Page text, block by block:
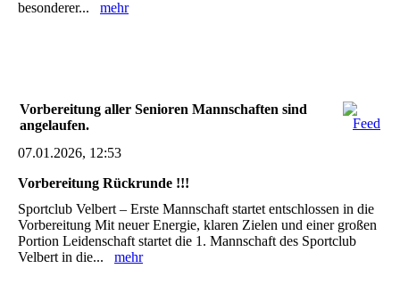
besonderer... mehr
Vorbereitung aller Senioren Mannschaften sind
angelaufen.
07.01.2026, 12:53
Vorbereitung Rückrunde !!!
Sportclub Velbert – Erste Mannschaft startet entschlossen in die
Vorbereitung Mit neuer Energie, klaren Zielen und einer großen
Portion Leidenschaft startet die 1. Mannschaft des Sportclub
Velbert in die... mehr